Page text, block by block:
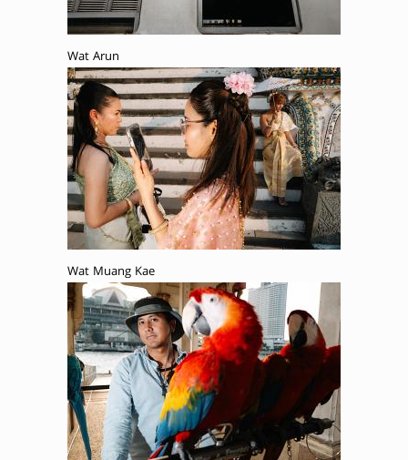
Wat Arun
Wat Muang Kae